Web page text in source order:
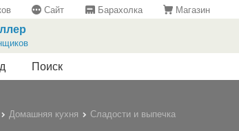
Сайт Барахолка Магазин
Поиск
Домашняя кухня Сладости и выпечка